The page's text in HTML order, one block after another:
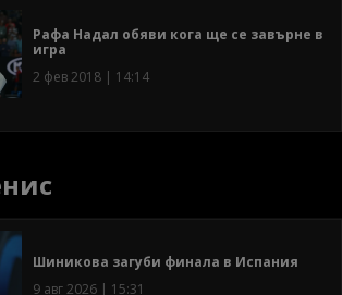
Рафа Надал обяви кога ще се завърне в
игра
2 фев 2018 | 14:14
Шиникова загуби финала в Испания
9 авг 2026 | 15:31